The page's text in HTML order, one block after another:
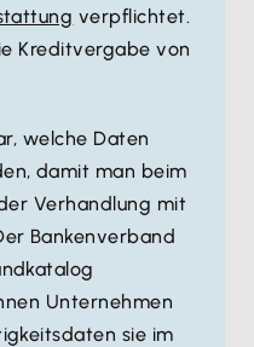
verpflichtet.
Kreditvergabe von
welche Daten
damit man beim
Verhandlung mit
Bankenverband
Unternehmen
sie im